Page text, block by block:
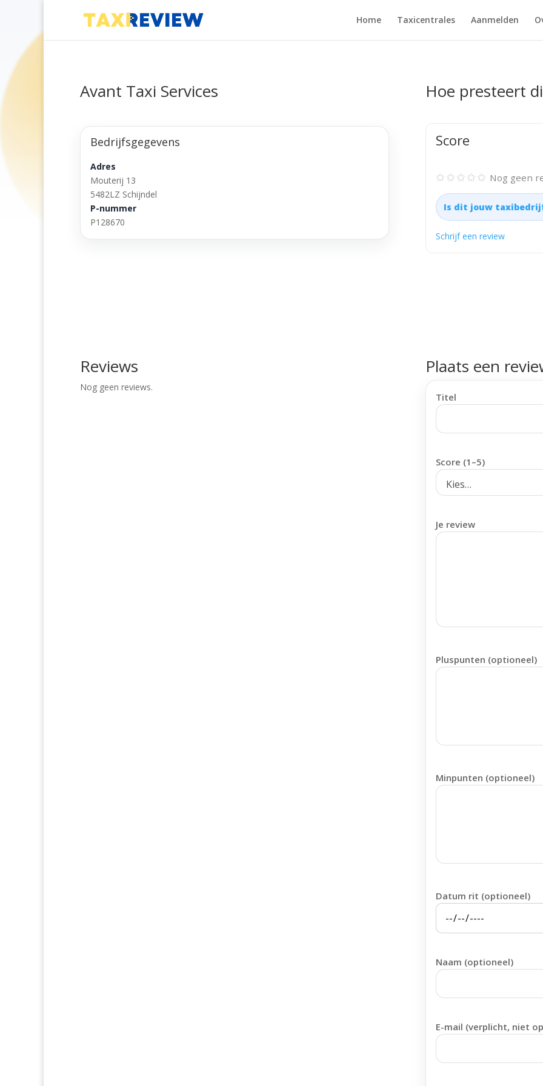
Home Taxicentrales Aanmelden
Avant Taxi Services
Bedrijfsgegevens
Adres
Mouterij 13
5482LZ Schijndel
P-nummer
P128670
Hoe presteert
Score
✩✩✩✩✩ Nog geen
Is dit jouw
Schrijf een review
Reviews
Nog geen reviews.
Plaats een
Titel
Score (1–5)
Je review
Pluspunten (optioneel)
Minpunten (optioneel)
Datum rit (optioneel)
Naam (optioneel)
E-mail (verplicht, niet